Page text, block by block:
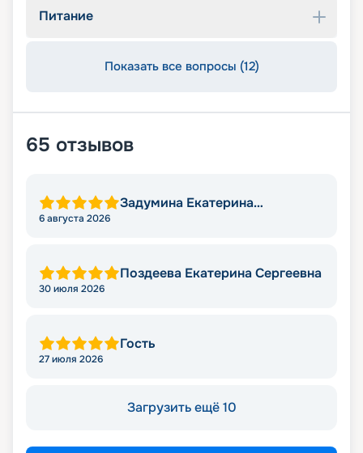
Питание
Показать все вопросы (12)
65 отзывов
Задумина Екатерина
Владимировна
6 августа 2026
Поздеева Екатерина Сергеевна
30 июля 2026
Гость
27 июля 2026
Загрузить ещё 10